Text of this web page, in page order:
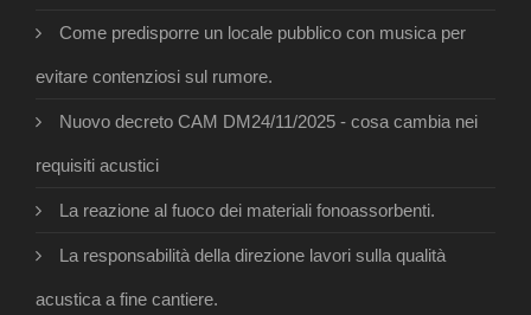
Come predisporre un locale pubblico con musica per
evitare contenziosi sul rumore.
Nuovo decreto CAM DM24/11/2025 - cosa cambia nei
requisiti acustici
La reazione al fuoco dei materiali fonoassorbenti.
La responsabilità della direzione lavori sulla qualità
acustica a fine cantiere.